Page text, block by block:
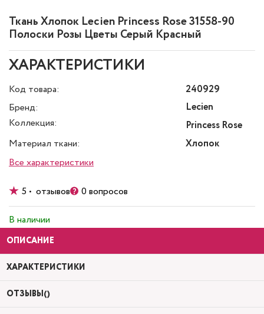
Ткань Хлопок Lecien Princess Rose 31558-90
Полоски Розы Цветы Серый Красный
ХАРАКТЕРИСТИКИ
Код товара:
240929
Бренд:
Lecien
Коллекция:
Princess Rose
Материал ткани:
Хлопок
Все характеристики
5 • отзывов 0 вопросов
В наличии
ОПИСАНИЕ
ХАРАКТЕРИСТИКИ
ОТЗЫВЫ()